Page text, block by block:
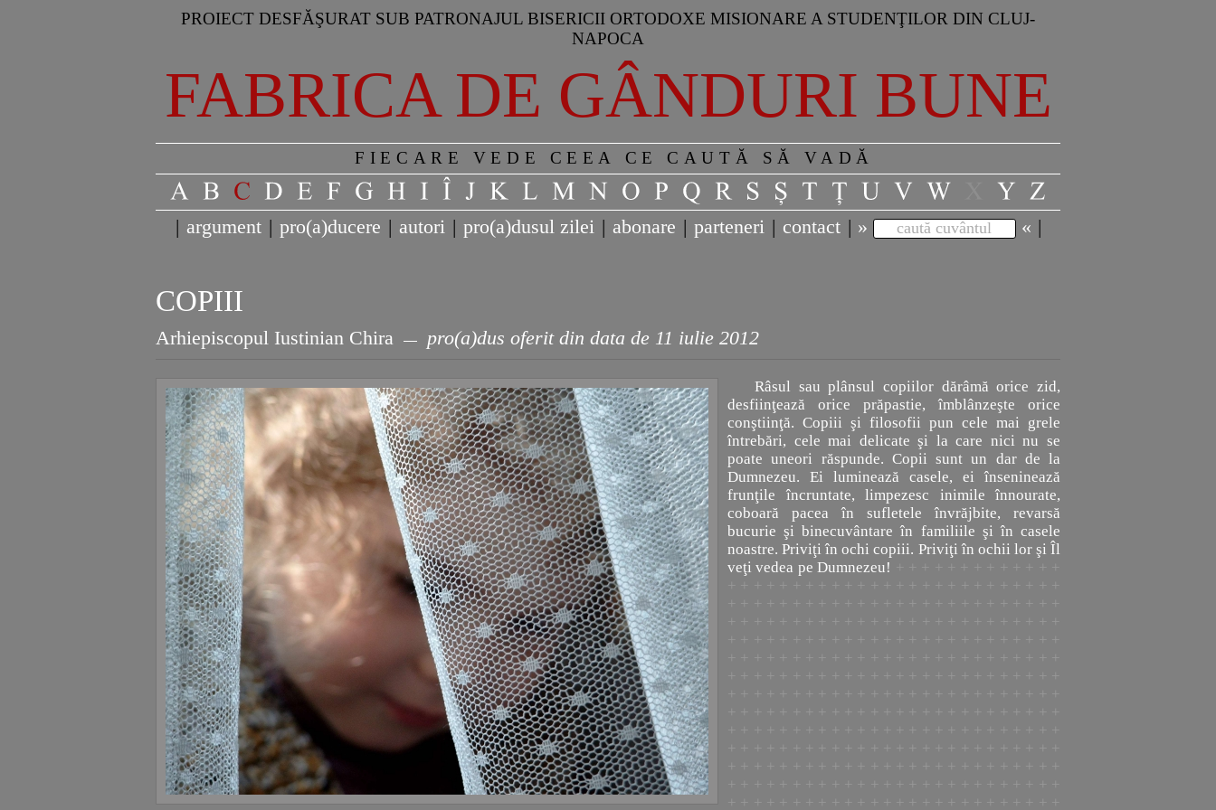
PROIECT DESFĂŞURAT SUB PATRONAJUL BISERICII ORTODOXE MISIONARE A STUDENŢILOR DIN CLUJ-
NAPOCA
FABRICA DE GÂNDURI BUNE
FIECARE VEDE CEEA CE CAUTĂ SĂ VADĂ
| argument | pro(a)ducere | autori | pro(a)dusul zilei | abonare | parteneri | contact | » «
caută cuvântul |
COPIII
Arhiepiscopul Iustinian Chira pro(a)dus oferit din data de 11 iulie 2012
Râsul sau plânsul copiilor dărâmă orice zid,
desfiinţează orice prăpastie, îmblânzeşte orice
conştiinţă. Copiii şi filosofii pun cele mai grele
întrebări, cele mai delicate şi la care nici nu se
poate uneori răspunde. Copii sunt un dar de la
Dumnezeu. Ei luminează casele, ei înseninează
frunţile încruntate, limpezesc inimile înnourate,
coboară pacea în sufletele învrăjbite, revarsă
bucurie şi binecuvântare în familiile şi în casele
noastre. Priviţi în ochi copiii. Priviţi în ochii lor şi Îl
veţi vedea pe Dumnezeu!